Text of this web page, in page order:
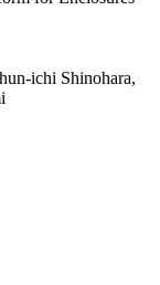
ichi Shinohara,